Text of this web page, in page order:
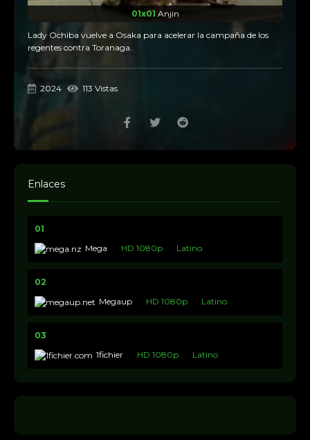
01x01 Anjin
Lady Ochiba vuelve a Osaka para acelerar la campaña de los
regentes contra Toranaga.
2024 113 Vistas
Enlaces
01
Mega
HD 1080p Latino
02
Megaup
HD 1080p Latino
03
1fichier
HD 1080p Latino